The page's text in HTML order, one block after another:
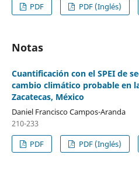
PDF
PDF (Inglés)
Notas
Cuantificación con el SPEI de
cambio climático probable en
Zacatecas, México
Daniel Francisco Campos-Aranda
210-233
PDF
PDF (Inglés)